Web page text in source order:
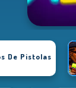
De Pistolas